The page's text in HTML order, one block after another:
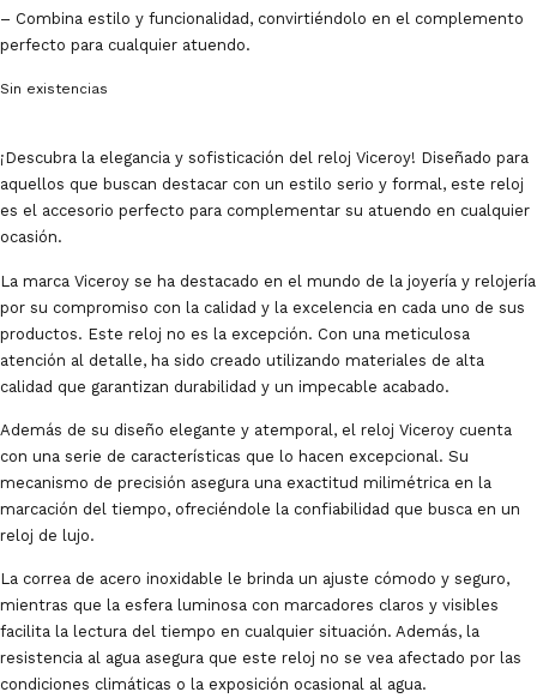
– Combina estilo y funcionalidad, convirtiéndolo en el complemento
perfecto para cualquier atuendo.
Sin existencias
¡Descubra la elegancia y sofisticación del reloj Viceroy! Diseñado para
aquellos que buscan destacar con un estilo serio y formal, este reloj
es el accesorio perfecto para complementar su atuendo en cualquier
ocasión.
La marca Viceroy se ha destacado en el mundo de la joyería y relojería
por su compromiso con la calidad y la excelencia en cada uno de sus
productos. Este reloj no es la excepción. Con una meticulosa
atención al detalle, ha sido creado utilizando materiales de alta
calidad que garantizan durabilidad y un impecable acabado.
Además de su diseño elegante y atemporal, el reloj Viceroy cuenta
con una serie de características que lo hacen excepcional. Su
mecanismo de precisión asegura una exactitud milimétrica en la
marcación del tiempo, ofreciéndole la confiabilidad que busca en un
reloj de lujo.
La correa de acero inoxidable le brinda un ajuste cómodo y seguro,
mientras que la esfera luminosa con marcadores claros y visibles
facilita la lectura del tiempo en cualquier situación. Además, la
resistencia al agua asegura que este reloj no se vea afectado por las
condiciones climáticas o la exposición ocasional al agua.